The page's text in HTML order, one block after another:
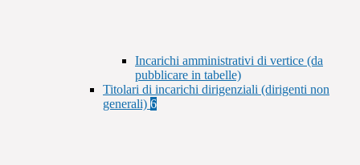
Incarichi amministrativi di vertice (da
pubblicare in tabelle)
Titolari di incarichi dirigenziali (dirigenti non
generali) 6